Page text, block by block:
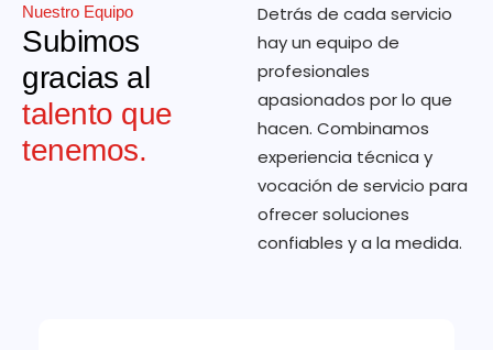
Nuestro Equipo
Subimos
gracias al
talento que
tenemos.
Detrás de cada servicio
hay un equipo de
profesionales
apasionados por lo que
hacen. Combinamos
experiencia técnica y
vocación de servicio para
ofrecer soluciones
confiables y a la medida.